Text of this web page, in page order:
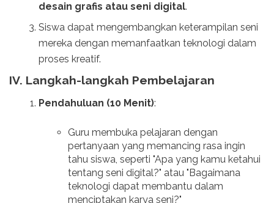
desain grafis atau seni digital.
Siswa dapat mengembangkan keterampilan seni
mereka dengan memanfaatkan teknologi dalam
proses kreatif.
IV. Langkah-langkah Pembelajaran
Pendahuluan (10 Menit):
Guru membuka pelajaran dengan
pertanyaan yang memancing rasa ingin
tahu siswa, seperti "Apa yang kamu ketahui
tentang seni digital?" atau "Bagaimana
teknologi dapat membantu dalam
menciptakan karya seni?"